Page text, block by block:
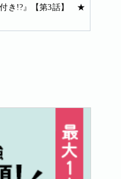
付き!?』【第3話】 ★